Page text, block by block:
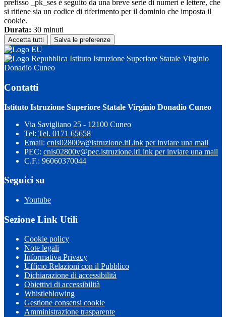
prefisso _pk_ses è seguito da una breve serie di numeri e lettere, che
si ritiene sia un codice di riferimento per il dominio che imposta il
cookie.
Durata: 30 minuti
Accetta tutti Salva le preferenze
Istituto Istruzione Superiore Statale Virginio
Donadio Cuneo
Contatti
Istituto Istruzione Superiore Statale Virginio Donadio Cuneo
Via Savigliano 25 - 12100 Cuneo
Tel: Tel. 0171 65658
Email: cnis02800v@istruzione.itLink per inviare una mail
PEC: cnis02800v@pec.istruzione.itLink per inviare una mail
C.F.: 96060370044
Seguici su
Youtube
Sezione Link Utili
Cookie policy
Note legali
Informativa Privacy
Ufficio Relazioni con il Pubblico
Dichiarazione di accessibilità
Obiettivi di accessibilità
Whistleblowing
Gestione consensi cookie
Amministrazione trasparente